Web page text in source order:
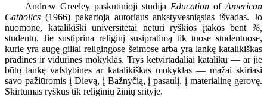
Andrew Greeley paskutinioji studija Education of American
Catholics (1966) pakartoja autoriaus ankstyvesniąsias išvadas. Jo
nuomone, katalikiški universitetai neturi ryškios įtakos bent %,
studentų. Jie sustiprina religinį susipratimą tik tuose studentuose,
kurie yra augę giliai religingose šeimose arba yra lankę katalikiškas
pradines ir vidurines mokyklas. Trys ketvirtadaliai katalikų — ar jie
būtų lankę valstybines ar katalikiškas mokyklas — mažai skiriasi
savo pažiūromis į Dievą, į Bažnyčią, į pasaulį, į materialinę gerovę.
Skirtumas ryškus tik religinių žinių srityje.